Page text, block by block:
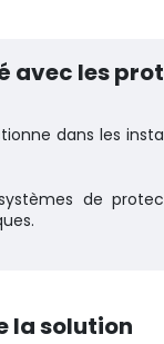
les
dans les
de
la solution